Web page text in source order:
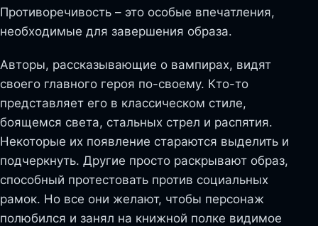
Противоречивость – это особые впечатления,
необходимые для завершения образа.
Авторы, рассказывающие о вампирах, видят
своего главного героя по-своему. Кто-то
представляет его в классическом стиле,
боящемся света, стальных стрел и распятия.
Некоторые их появление стараются выделить и
подчеркнуть. Другие просто раскрывают образ,
способный протестовать против социальных
рамок. Но все они желают, чтобы персонаж
полюбился и занял на книжной полке видимое